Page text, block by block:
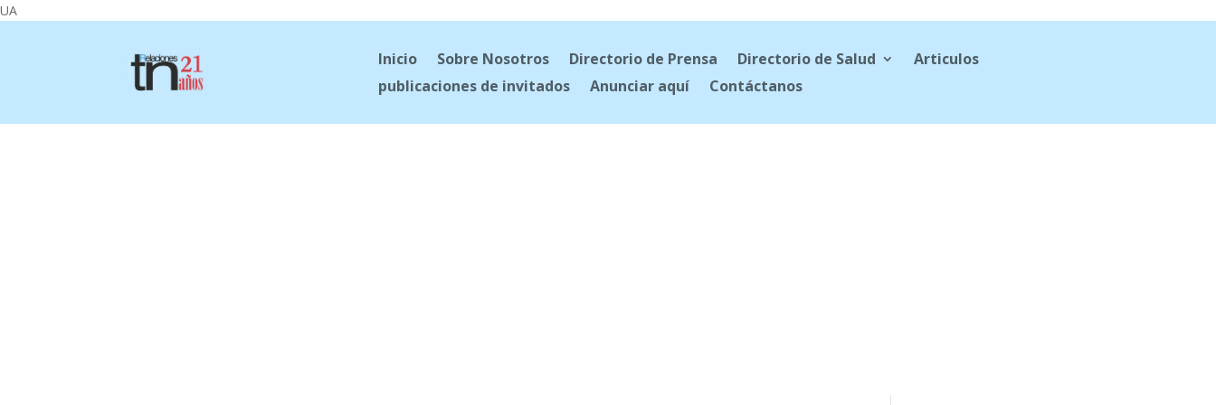
UA
Inicio Sobre Nosotros Directorio de Prensa Directorio de Salud
Articulos
publicaciones de invitados
Anunciar aquí Contáctanos